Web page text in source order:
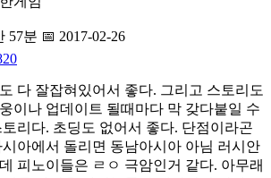
57분 📅 2017-02-26
다 잘잡혀있어서 좋다. 그리고 스토리도
이나 업데이트 될때마다 막 갖다붙일 수
리다. 초딩도 없어서 좋다. 단점이라곤
아에서 돌리면 동남아시아 아님 러시안
피노이들은 ㄹㅇ 극암인거 같다. 아무래